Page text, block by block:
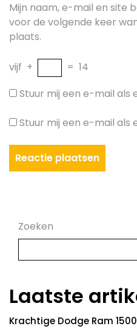
Mijn naam, e-mail en site
voor de volgende keer
plaats.
vijf + = 14
Stuur mij een e-mail als
Stuur mij een e-mail als
Zoeken
Laatste
Krachtige Dodge Ram